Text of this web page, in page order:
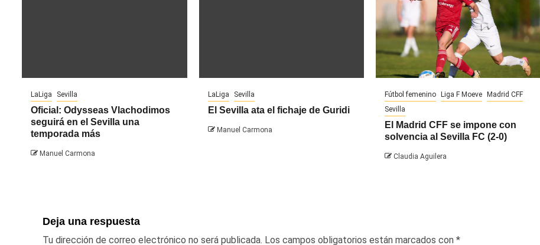
LaLiga Sevilla
Oficial: Odysseas Vlachodimos
seguirá en el Sevilla una
temporada más
Manuel Carmona
LaLiga Sevilla
El Sevilla ata el fichaje de Guridi
Manuel Carmona
Fútbol femenino Liga F Moeve
Madrid CFF
Sevilla
El Madrid CFF se impone con
solvencia al Sevilla FC (2-0)
Claudia Aguilera
Deja una respuesta
Tu dirección de correo electrónico no será publicada. Los campos obligatorios están marcados con *